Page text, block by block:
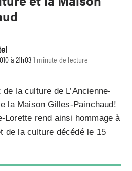
à 21h031 minute de lecture
la culture de L’Ancienne-
la Maison Gilles-Painchaud!
Lorette rend ainsi hommage à
de la culture décédé le 15